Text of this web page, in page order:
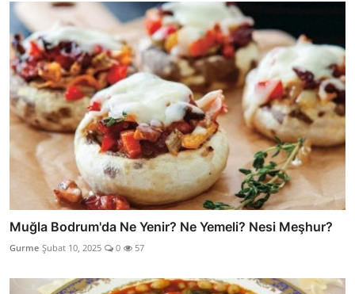
Muğla Bodrum'da Ne Yenir? Ne Yemeli? Nesi Meşhur?
Gurme Şubat 10, 2025 0 57